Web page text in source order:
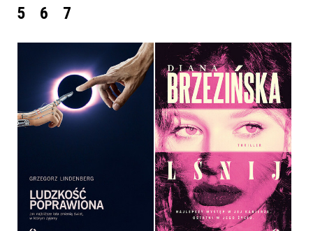
5
6 7
OPRAWA MIĘKKA ZE SKRZYDEŁKAMI
36,90 ZŁ
LŚNIJ
DIANA BRZEZIŃSKA
OPRAWA MIĘKKA
54,99 ZŁ